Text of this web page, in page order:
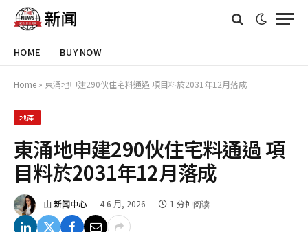
HOME BUY NOW
Home » 東涌地申建290伙住宅料通過 項目料於2031年12月落成
地產
東涌地申建290伙住宅料通過 項
目料於2031年12月落成
由 新闻中心 4 6 月, 2026 1 分钟阅读